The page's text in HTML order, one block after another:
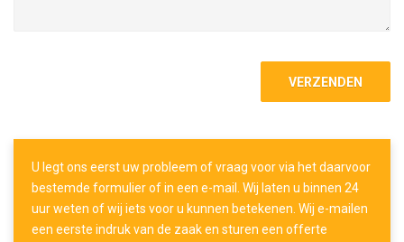
U legt ons eerst uw probleem of vraag voor via het daarvoor
bestemde formulier of in een e-mail. Wij laten u binnen 24
uur weten of wij iets voor u kunnen betekenen. Wij e-mailen
een eerste indruk van de zaak en sturen een offerte